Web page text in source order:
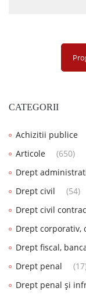
CATEGORII
Achizitii publice
Articole
(650)
Drept
Drept civil
(54)
Drept civil
Drept corporativ,
Drept fiscal,
Drept penal
Drept penal și